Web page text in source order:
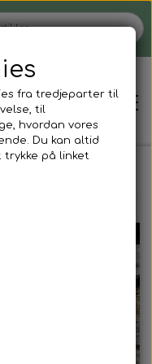
fra tredjeparter til
til
hvordan vores
Du kan altid
trykke på linket